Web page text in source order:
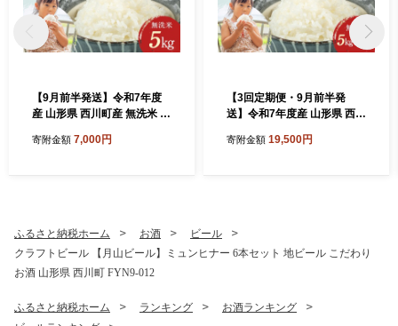
【9月前半発送】令和7年度
産 山形県 西川町産 無洗米 は
ブランド米 ごはん ご飯 節水
寄附金額 7,000円
【3回定期便・9月前半発
送】令和7年度産 山形県 西川
ヶ月 定期便 選べる 発送月 精
寄附金額 19,500円
ふるさと納税ホーム お酒
ビール
クラフトビール 【月山ビール】ミュンヒナー 6本セット 地ビール こだわり
お酒 山形県 西川町 FYN9-012
ふるさと納税ホーム ランキング
お酒ランキング